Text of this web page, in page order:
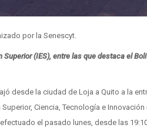
por la Senescyt.
(IES), entre las que destaca el
desde la ciudad de Loja a Quito a la
Ciencia, Tecnología e Innovación
el pasado lunes, desde las